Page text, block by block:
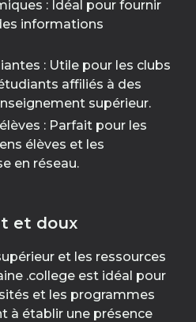
: Idéal pour fournir
informations
: Utile pour les clubs
affiliés à des
supérieur.
: Parfait pour les
élèves et les
en réseau.
et doux
et les ressources
.college est idéal pour
et les programmes
à établir une présence